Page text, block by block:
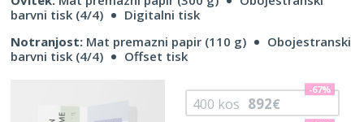
barvni tisk (4/4)
Digitalni tisk
Notranjost: Mat premazni papir (110 g)
Obojestranski
barvni tisk (4/4)
Offset tisk
400 kos 892€
-67%